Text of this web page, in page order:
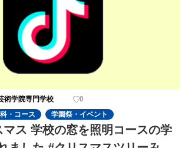
術学院専門学校
0
・コース 学園祭・イベント
ス 学校の窓を照明コースの学